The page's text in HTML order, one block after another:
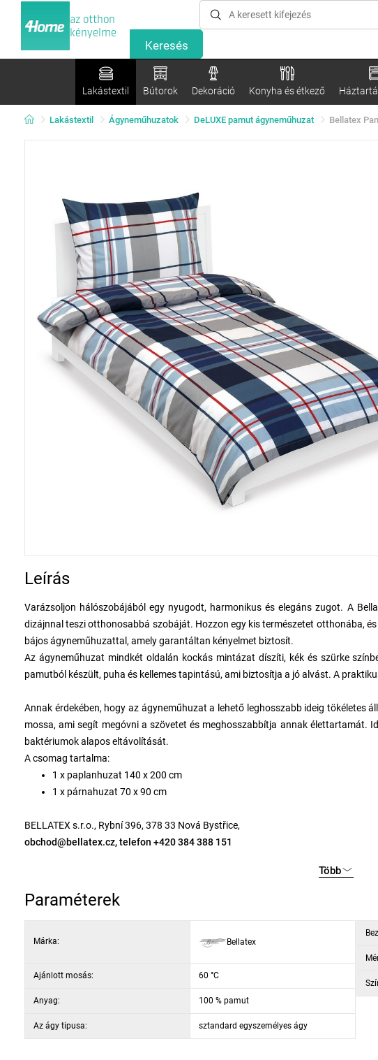
az otthon
kényelme
Lakástextil Bútorok Dekoráció Konyha és étkező
Lakástextil Ágyneműhuzatok DeLUXE pamut ágyneműhuzat Bellatex
Leírás
Varázsoljon hálószobájából egy nyugodt, harmonikus és elegáns zugot. A
dizájnnal teszi otthonosabbá szobáját. Hozzon egy kis természetet otthonába,
bájos ágyneműhuzattal, amely garantáltan kényelmet biztosít.
Az ágyneműhuzat mindkét oldalán kockás mintázat díszíti, kék és szürke
pamutból készült, puha és kellemes tapintású, ami biztosítja a jó alvást. A
Annak érdekében, hogy az ágyneműhuzat a lehető leghosszabb ideig tökéletes
mossa, ami segít megóvni a szövetet és meghosszabbítja annak élettartamát.
baktériumok alapos eltávolítását.
A csomag tartalma:
1 x paplanhuzat 140 x 200 cm
1 x párnahuzat 70 x 90 cm
BELLATEX s.r.o., Rybní 396, 378 33 Nová Bystřice,
obchod@bellatex.cz, telefon +420 384 388 151
Több
Paraméterek
Márka: Bellatex
Ajánlott mosás: 60 °C
Anyag: 100 % pamut
Az ágy tipusa: sztandard egyszemélyes ágy